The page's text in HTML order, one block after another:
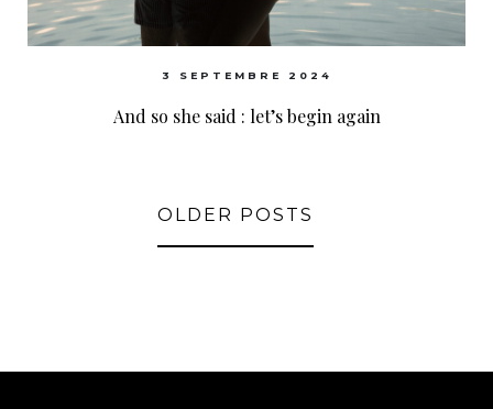
3 SEPTEMBRE 2024
And so she said : let’s begin again
OLDER POSTS